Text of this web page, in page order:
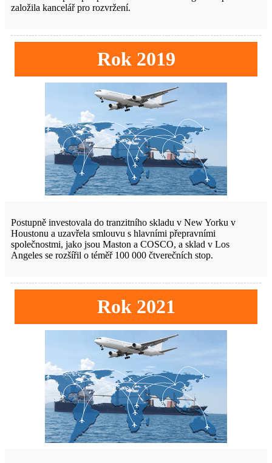
založila kancelář pro rozvržení.
Rok 2019
Postupně investovala do tranzitního skladu v New Yorku v
Houstonu a uzavřela smlouvu s hlavními přepravními
společnostmi, jako jsou Maston a COSCO, a sklad v Los
Angeles se rozšířil o téměř 100 000 čtverečních stop.
Rok 2021